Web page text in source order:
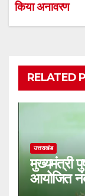
किया अनावरण
RELATED
उत्तराखंड
मुख्यमंत्री
आयोजित